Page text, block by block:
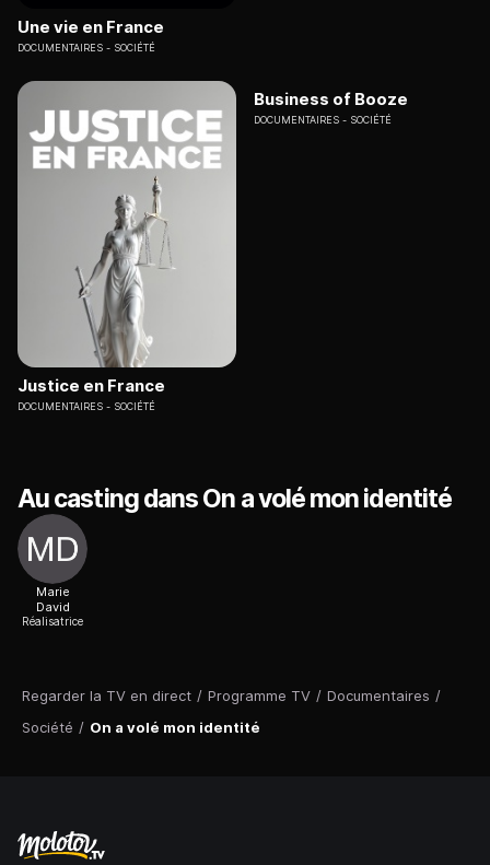
Regarder la TV en direct / Programme TV / Documentaires /
Société / On a volé mon identité
Une vie en France
DOCUMENTAIRES SOCIÉTÉ
Justice en France
DOCUMENTAIRES SOCIÉTÉ
Business of Booze
DOCUMENTAIRES SOCIÉTÉ
Au casting dans On a volé mon identité
Marie
David
Réalisatrice